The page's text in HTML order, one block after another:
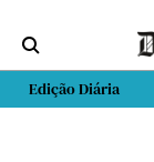
Edição Diária